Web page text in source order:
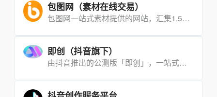
包图网（素材在线交易）
包图网一站式素材提供的网站，汇集1.5亿+优质正版内容，为各行各业输出正版图片、视频、音频、源文件等。
即创（抖音旗下）
由抖音推出的公测版「即创」，一站式智能创意生产与管理平台，提升创作者创作效率。「即创」提供视频创作、图文创作、直播创作三大功能，包括智能成片、AI视频脚本、商品卡工具等。